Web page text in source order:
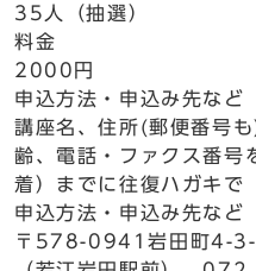
35人（抽選）
料金
2000円
申込方法・申込み先など
講座名、住所(郵便番号
齢、電話・ファクス番
着）までに往復ハガキで
申込方法・申込み先な
〒578-0941岩田町4-